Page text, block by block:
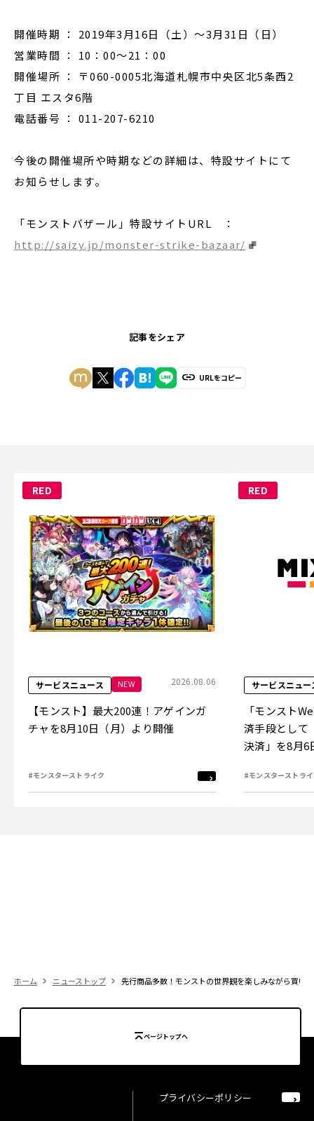
開催時期 ： 2019年3月16日（土）～3月31日（日）
営業時間 ： 10：00～21：00
開催場所 ： 〒060-0005北海道札幌市中央区北5条西2
丁目 エスタ6階
電話番号 ： 011-207-6210
今後の開催場所や時期などの詳細は、特設サイトにて
お知らせします。
「モンストバザール」特設サイトURL ：
http://saizy.jp/monster-strike-bazaar/
記事をシェア
URLをコピー
RED
サービスニュース NEW 2026.08.06
【モンスト】最大200連！アゲインガ
チャを8月10日（月）より開催
#モンスターストライク
RED
サービスニュー
「モンスト
済手段として
決済」を8月6
#モンスターストラ
ホーム ニューストップ 先行商品多数！モンストの世界観を楽しみながら買い
ページトップへ
プライバシーポリシー